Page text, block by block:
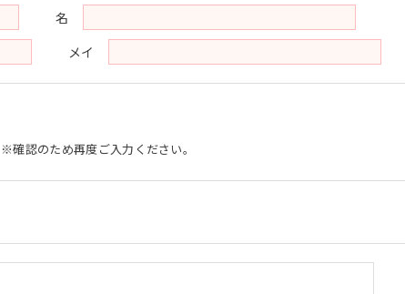
名
メイ
※確認のため再度ご入力ください。